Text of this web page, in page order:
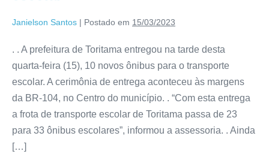
Janielson Santos | Postado em 15/03/2023
. . A prefeitura de Toritama entregou na tarde desta
quarta-feira (15), 10 novos ônibus para o transporte
escolar. A cerimônia de entrega aconteceu às margens
da BR-104, no Centro do município. . “Com esta entrega
a frota de transporte escolar de Toritama passa de 23
para 33 ônibus escolares”, informou a assessoria. . Ainda
[…]